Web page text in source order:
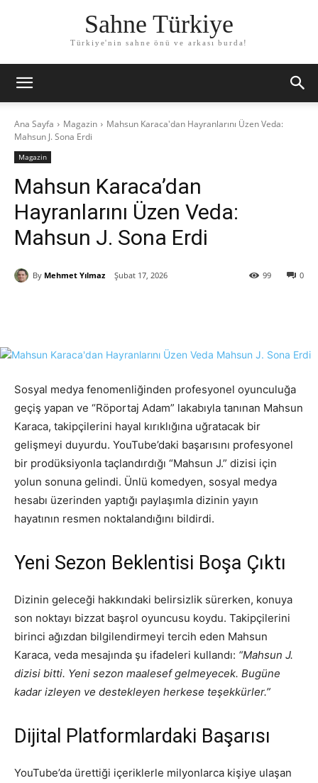
Sahne Türkiye
Türkiye'nin sahne önü ve arkası burda!
Ana Sayfa Magazin
Mahsun Karaca'dan Hayranlarını Üzen Veda:
Mahsun J. Sona Erdi
Magazin
Mahsun Karaca’dan
Hayranlarını Üzen Veda:
Mahsun J. Sona Erdi
By Mehmet Yılmaz Şubat 17, 2026 0
99
Sosyal medya fenomenliğinden profesyonel oyunculuğa
geçiş yapan ve “Röportaj Adam” lakabıyla tanınan Mahsun
Karaca, takipçilerini hayal kırıklığına uğratacak bir
gelişmeyi duyurdu. YouTube’daki başarısını profesyonel
bir prodüksiyonla taçlandırdığı “Mahsun J.” dizisi için
yolun sonuna gelindi. Ünlü komedyen, sosyal medya
hesabı üzerinden yaptığı paylaşımla dizinin yayın
hayatının resmen noktalandığını bildirdi.
Yeni Sezon Beklentisi Boşa Çıktı
Dizinin geleceği hakkındaki belirsizlik sürerken, konuya
son noktayı bizzat başrol oyuncusu koydu. Takipçilerini
birinci ağızdan bilgilendirmeyi tercih eden Mahsun
Karaca, veda mesajında şu ifadeleri kullandı: “Mahsun J.
dizisi bitti. Yeni sezon maalesef gelmeyecek. Bugüne
kadar izleyen ve destekleyen herkese teşekkürler.”
Dijital Platformlardaki Başarısı
YouTube’da ürettiği içeriklerle milyonlarca kişiye ulaşan